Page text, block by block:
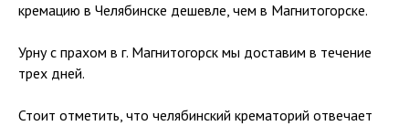
кремацию в Челябинске дешевле, чем в Магнитогорске.
Урну с прахом в г. Магнитогорск мы доставим в течение
трех дней.
Стоит отметить, что челябинский крематорий отвечает